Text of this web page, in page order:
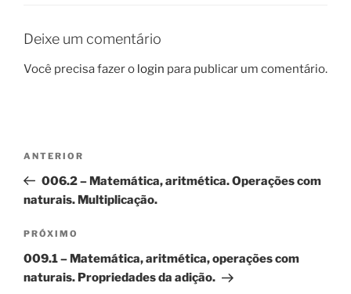
Deixe um comentário
Você precisa fazer o login para publicar um comentário.
Post
Post
anterior
ANTERIOR
006.2 – Matemática, aritmética. Operações com
naturais. Multiplicação.
Próximo
post
PRÓXIMO
009.1 – Matemática, aritmética, operações com
naturais. Propriedades da adição.